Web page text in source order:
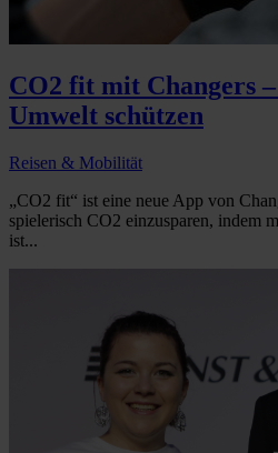
CO2 fit mit Changers
Umwelt schützen
Reisen & Mobilität
„CO2 fit“ ist eine neue App von
spielerisch CO2 einzusparen, indem
ist...